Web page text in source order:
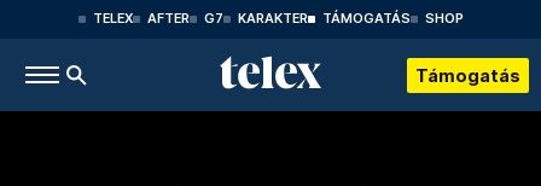
TELEX AFTER G7 KARAKTER TÁMOGATÁS SHOP
Támogatás